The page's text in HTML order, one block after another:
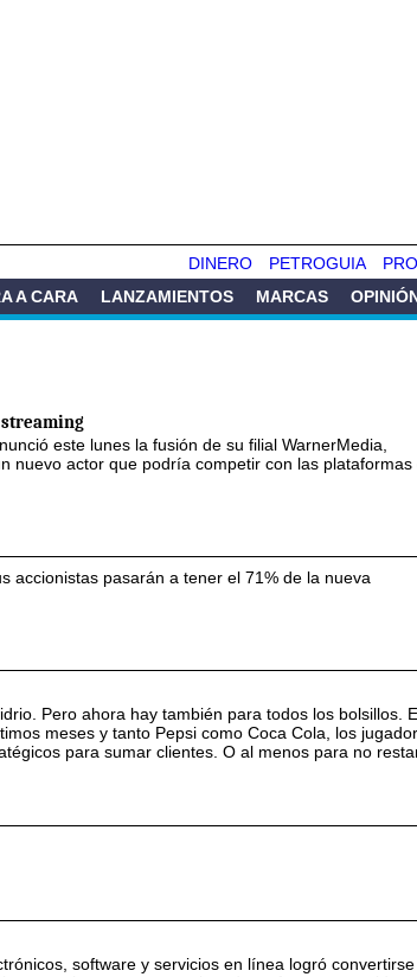
PETROGUIA
DINERO
A CARA LANZAMIENTOS MARCAS
este lunes la fusión de su filial WarnerMedia,
nuevo actor que podría competir con las plataformas
accionistas pasarán a tener el 71% de la nueva
Pero ahora hay también para todos los bolsillos.
meses y tanto Pepsi como Coca Cola, los
para sumar clientes. O al menos para no
software y servicios en línea logró